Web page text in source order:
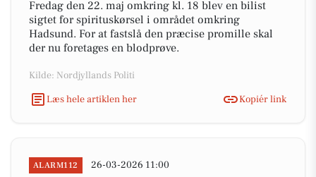
Fredag den 22. maj omkring kl. 18 blev en bilist
sigtet for spirituskørsel i området omkring
Hadsund. For at fastslå den præcise promille skal
der nu foretages en blodprøve.
Kilde: Nordjyllands Politi
Læs hele artiklen her
Kopiér link
ALARM112 26-03-2026 11:00